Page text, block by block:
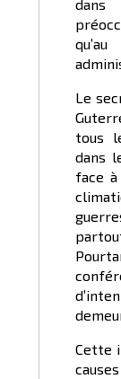
dans
Le
tous
dans
face à
Cette